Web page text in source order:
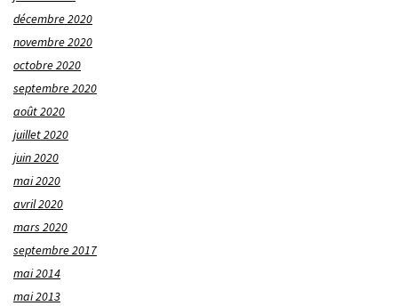
décembre 2020
novembre 2020
octobre 2020
septembre 2020
août 2020
juillet 2020
juin 2020
mai 2020
avril 2020
mars 2020
septembre 2017
mai 2014
mai 2013